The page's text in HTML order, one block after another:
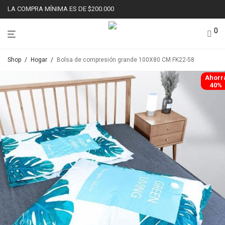
LA COMPRA MÍNIMA ES DE $200.000
0
Shop / Hogar / Bolsa de compresión grande 100X80 CM FK22-58
40%